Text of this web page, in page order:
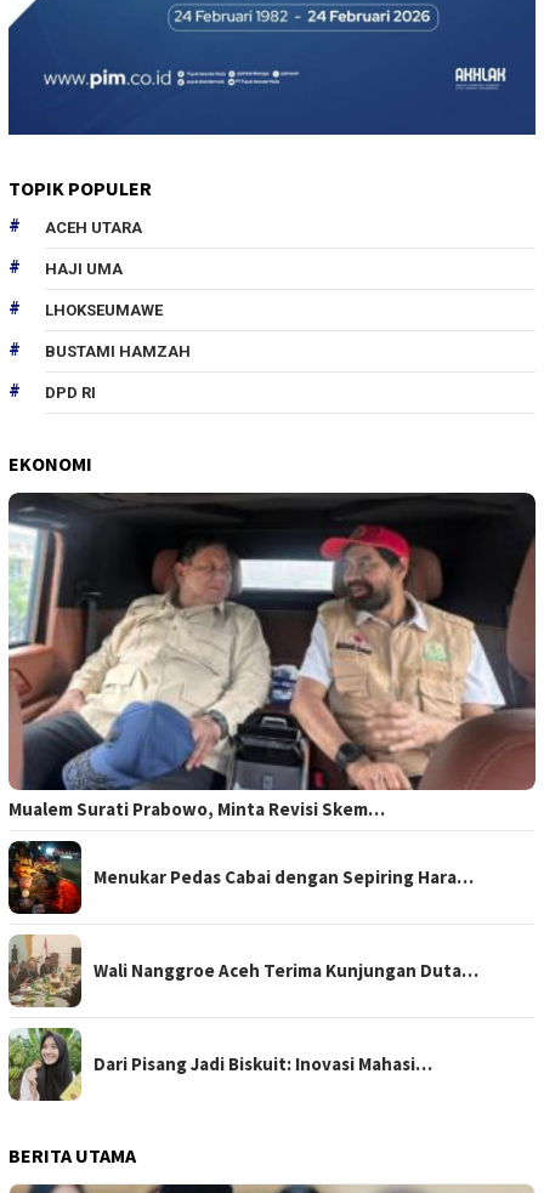
TOPIK POPULER
ACEH UTARA
HAJI UMA
LHOKSEUMAWE
BUSTAMI HAMZAH
DPD RI
EKONOMI
Mualem Surati Prabowo, Minta Revisi Skem…
Menukar Pedas Cabai dengan Sepiring Hara…
Wali Nanggroe Aceh Terima Kunjungan Duta…
Dari Pisang Jadi Biskuit: Inovasi Mahasi…
BERITA UTAMA